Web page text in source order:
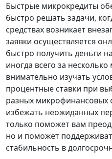
Быстрые микрокредиты
быстро решать задачи,
средствах возникает
заявки осуществляется
быстро получить деньги
иногда всего за
внимательно изучать
процентные ставки при
разных микрофинансовых
избежать неожиданных
только поможет вам
но и поможет
стабильность в